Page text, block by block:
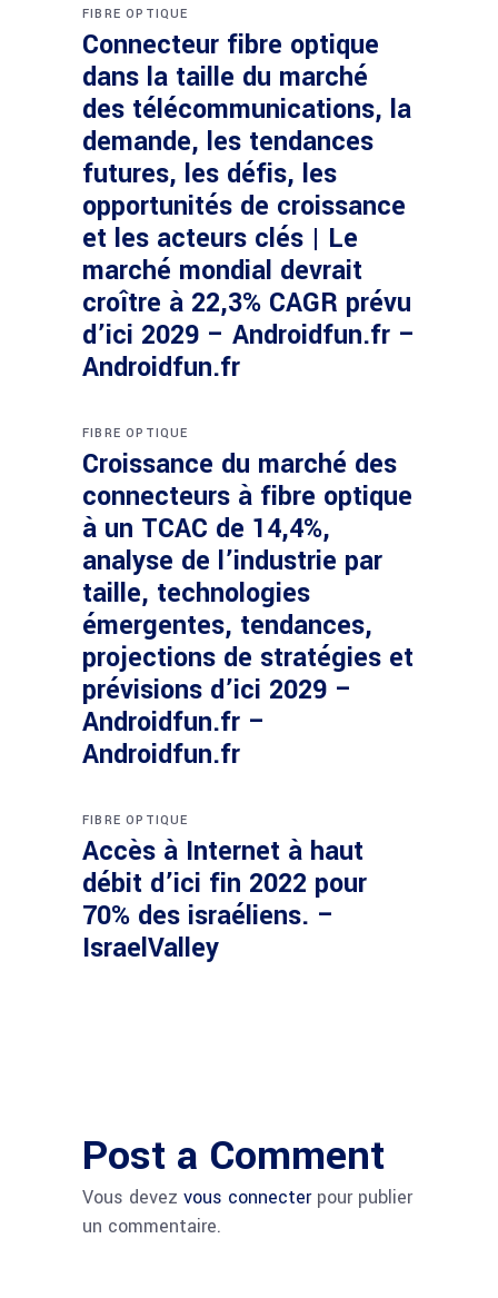
FIBRE OPTIQUE
Connecteur fibre optique
dans la taille du marché
des télécommunications, la
demande, les tendances
futures, les défis, les
opportunités de croissance
et les acteurs clés | Le
marché mondial devrait
croître à 22,3% CAGR prévu
d’ici 2029 – Androidfun.fr –
Androidfun.fr
FIBRE OPTIQUE
Croissance du marché des
connecteurs à fibre optique
à un TCAC de 14,4%,
analyse de l’industrie par
taille, technologies
émergentes, tendances,
projections de stratégies et
prévisions d’ici 2029 –
Androidfun.fr –
Androidfun.fr
FIBRE OPTIQUE
Accès à Internet à haut
débit d’ici fin 2022 pour
70% des israéliens. –
IsraelValley
Post a Comment
Vous devez vous connecterpour publier
un commentaire.